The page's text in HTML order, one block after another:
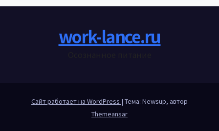
work-lance.ru
Сайт работает на WordPress | Тема: Newsup, автор
Themeansar